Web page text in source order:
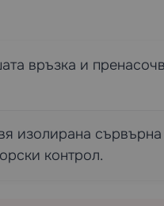
връзка и
изолирана сървърна
контрол.